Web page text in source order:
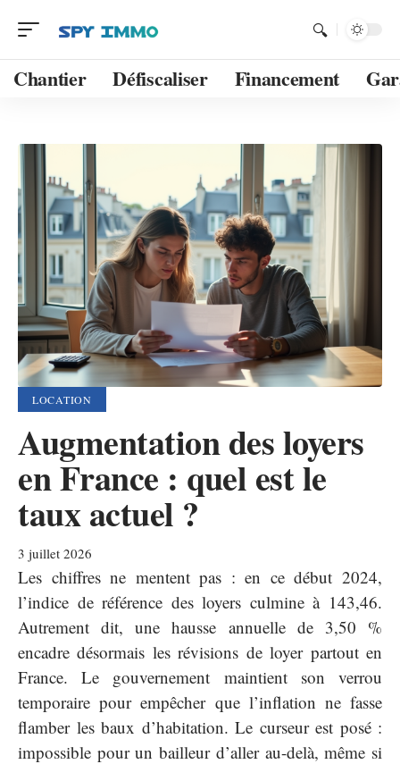
Chantier Défiscaliser Financement
LOCATION
Augmentation des loyers
en France : quel est le
taux actuel ?
3 juillet 2026
Les chiffres ne mentent pas : en ce début 2024,
l’indice de référence des loyers culmine à 143,46.
Autrement dit, une hausse annuelle de 3,50 %
encadre désormais les révisions de loyer partout en
France. Le gouvernement maintient son verrou
temporaire pour empêcher que l’inflation ne fasse
flamber les baux d’habitation. Le curseur est posé :
impossible pour un bailleur d’aller au-delà, même si